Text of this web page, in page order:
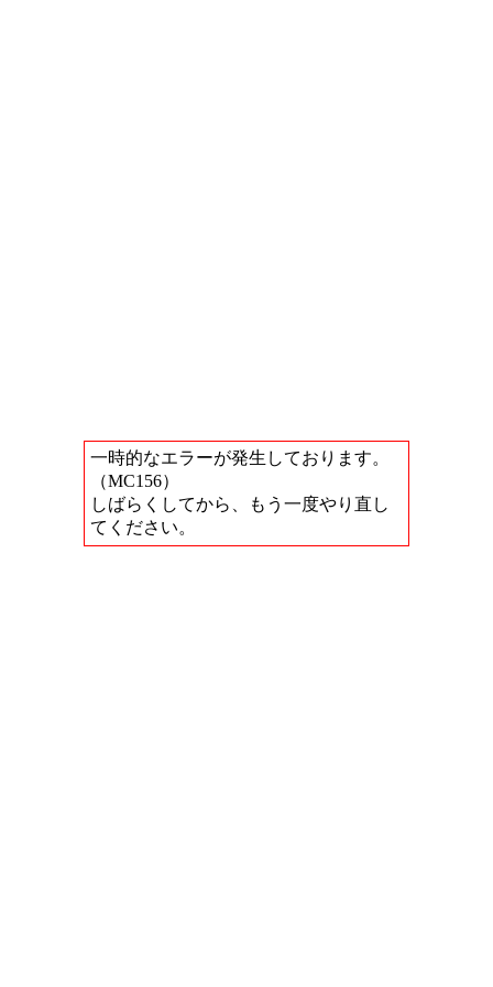
一時的なエラーが発生しております。
（MC156）
しばらくしてから、もう一度やり直し
てください。